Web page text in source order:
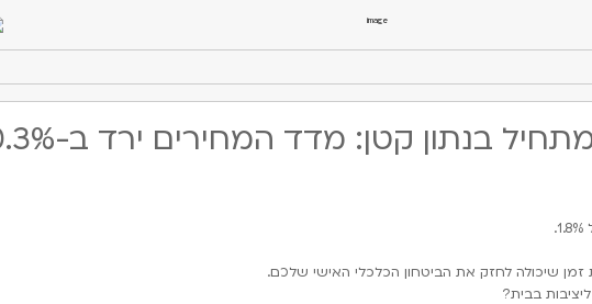
בנתון קטן: מדד המחירים ירד ב-0.3%
זמן שיכולה לחזק את הביטחון הכלכלי האישי שלכם.
בבית?